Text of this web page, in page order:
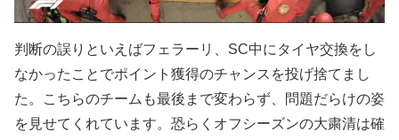
判断の誤りといえばフェラーリ、SC中にタイヤ交換をし
なかったことでポイント獲得のチャンスを投げ捨てまし
た。こちらのチームも最後まで変わらず、問題だらけの姿
を見せてくれています。恐らくオフシーズンの大粛清は確